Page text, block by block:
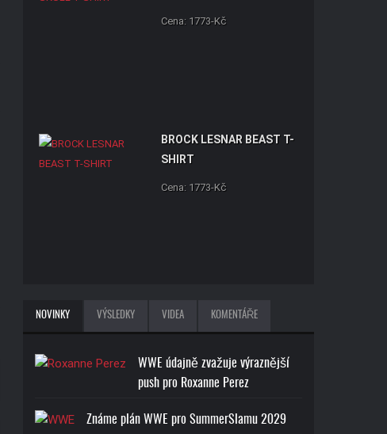
Cena: 1773-Kč
BROCK LESNAR BEAST T-
SHIRT
Cena: 1773-Kč
NOVINKY VÝSLEDKY VIDEA KOMENTÁŘE
WWE údajně zvažuje výraznější
push pro Roxanne Perez
Známe plán WWE pro SummerSlamu 2029